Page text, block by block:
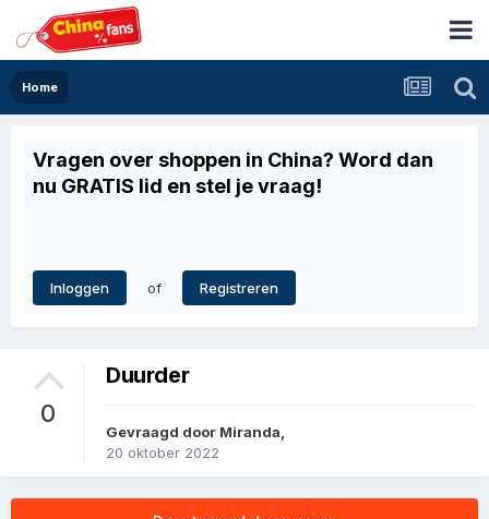
Home
Vragen over shoppen in China? Word dan
nu GRATIS lid en stel je vraag!
Inloggen of Registreren
0
Duurder
Gevraagd door Miranda,
20 oktober 2022